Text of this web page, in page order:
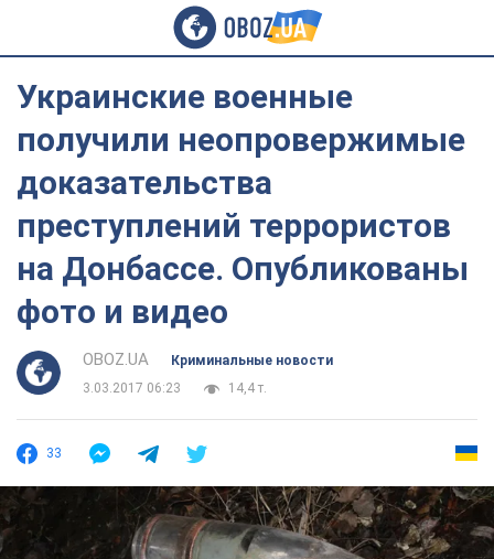
Украинские военные
получили неопровержимые
доказательства
преступлений террористов
на Донбассе. Опубликованы
фото и видео
OBOZ.UA
Криминальные новости
3.03.2017 06:23
14,4 т.
33